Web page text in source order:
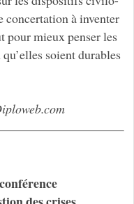
concertation à inventer
pour mieux penser les
soient durables